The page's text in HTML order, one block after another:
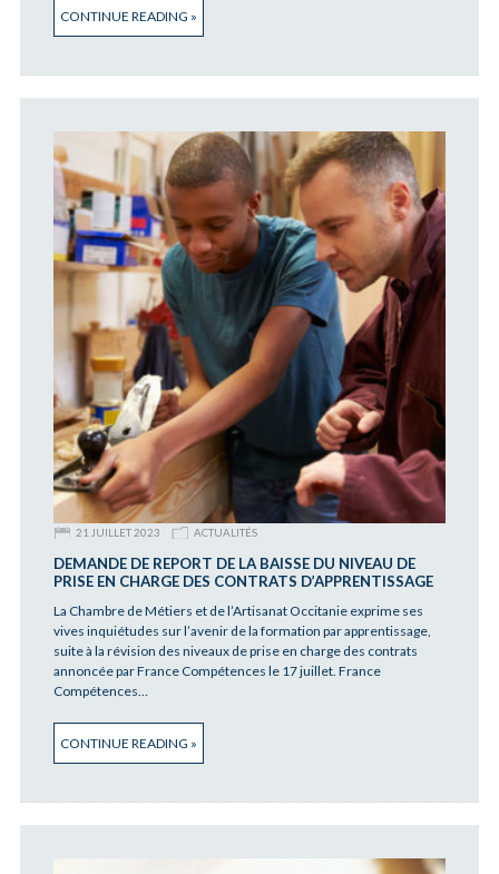
CONTINUE READING »
21 JUILLET 2023 ACTUALITÉS
DEMANDE DE REPORT DE LA BAISSE DU NIVEAU DE
PRISE EN CHARGE DES CONTRATS D’APPRENTISSAGE
La Chambre de Métiers et de l’Artisanat Occitanie exprime ses
vives inquiétudes sur l’avenir de la formation par apprentissage,
suite à la révision des niveaux de prise en charge des contrats
annoncée par France Compétences le 17 juillet. France
Compétences…
CONTINUE READING »